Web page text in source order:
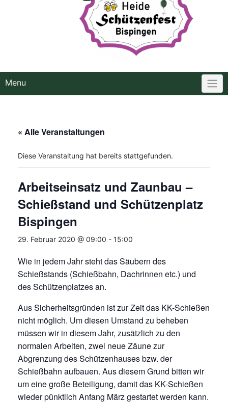
Menu
« Alle Veranstaltungen
Diese Veranstaltung hat bereits stattgefunden.
Arbeitseinsatz und Zaunbau –
Schießstand und Schützenplatz
Bispingen
29. Februar 2020 @ 09:00 - 15:00
Wie in jedem Jahr steht das Säubern des
Schießstands (Schießbahn, Dachrinnen etc.) und
des Schützenplatzes an.
Aus Sicherheitsgründen ist zur Zeit das KK-Schießen
nicht möglich. Um diesen Umstand zu beheben
müssen wir in diesem Jahr, zusätzlich zu den
normalen Arbeiten, zwei neue Zäune zur
Abgrenzung des Schützenhauses bzw. der
Schießbahn aufbauen. Aus diesem Grund bitten wir
um eine große Beteiligung, damit das KK-Schießen
wieder pünktlich Anfang März gestartet werden kann.